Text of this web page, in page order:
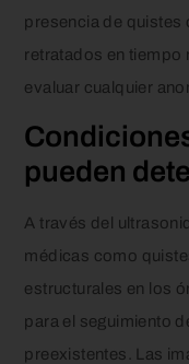
presencia de quistes
retratados en tiempo
evaluar cualquier
pueden
A través del
médicas como
estructurales en los
para el seguimiento
preexistentes. Las